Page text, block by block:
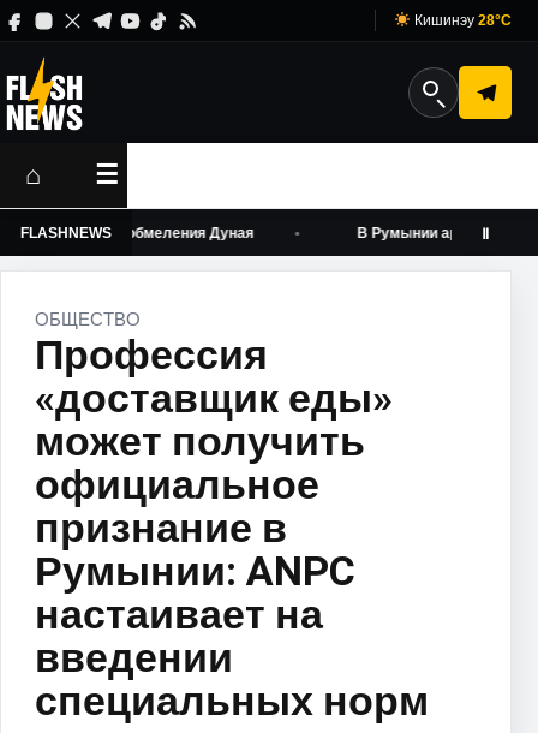
Кишинэу 28°C
⌂ ☰
FLASHNEWS
на фоне обмеления Дуная В Румынии арестовалиⅡ
ОБЩЕСТВО
Профессия
«доставщик еды»
может получить
официальное
признание в
Румынии: ANPC
настаивает на
введении
специальных норм